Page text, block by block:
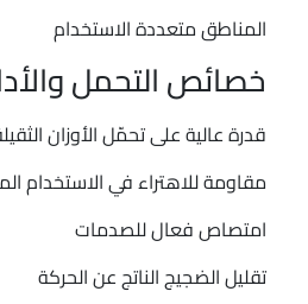
المناطق متعددة الاستخدام
خصائص التحمل
قدرة عالية على تحمّل الأوزان
مقاومة للاهتراء في الاستخدام
امتصاص فعال للصدمات
تقليل الضجيج الناتج عن الحركة